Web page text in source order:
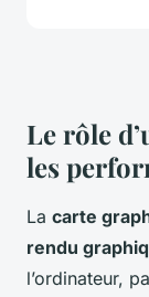
Le rôle
les
La carte
rendu
l’ordinateur,